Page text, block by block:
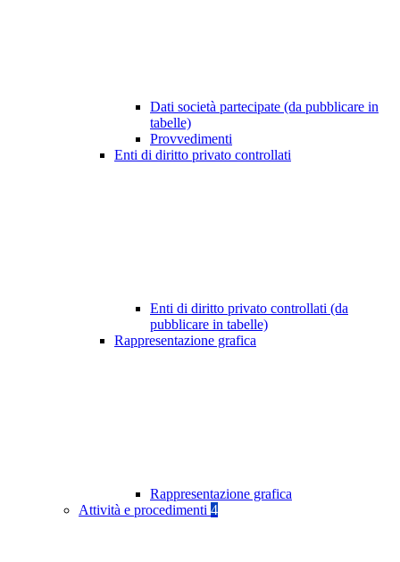
Dati società partecipate (da pubblicare in
tabelle)
Provvedimenti
Enti di diritto privato controllati
Enti di diritto privato controllati (da
pubblicare in tabelle)
Rappresentazione grafica
Rappresentazione grafica
Attività e procedimenti 4